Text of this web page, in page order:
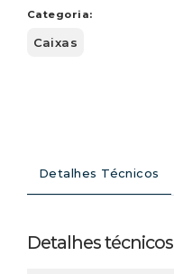
Categoria:
Caixas
Detalhes Técnicos
Detalhes técnicos